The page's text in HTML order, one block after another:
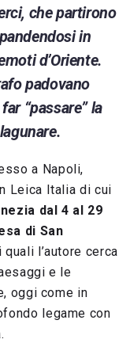
che partirono
in
d’Oriente.
padovano
“passare” la
a Napoli,
Leica Italia di cui
dal 4 al 29
di San
l’autore cerca
e le
oggi come in
legame con